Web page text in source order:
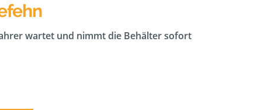
wartet und nimmt die Behälter sofort